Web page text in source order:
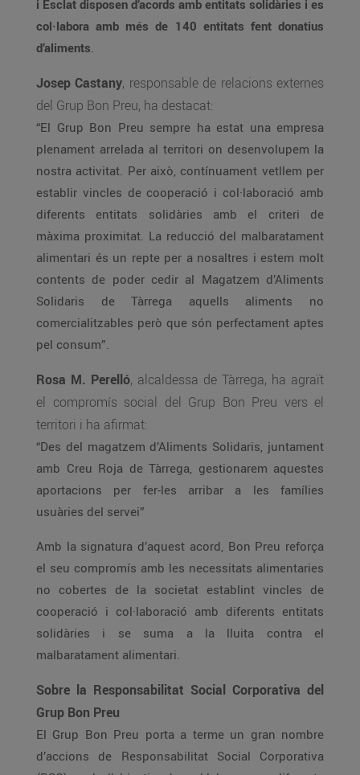
i Esclat disposen d’acords amb entitats solidàries i es
col·labora amb més de 140 entitats fent donatius
d’aliments.
Josep Castany, responsable de relacions externes
del Grup Bon Preu, ha destacat:
“El Grup Bon Preu sempre ha estat una empresa
plenament arrelada al territori on desenvolupem la
nostra activitat. Per això, contínuament vetllem per
establir vincles de cooperació i col·laboració amb
diferents entitats solidàries amb el criteri de
màxima proximitat. La reducció del malbaratament
alimentari és un repte per a nosaltres i estem molt
contents de poder cedir al Magatzem d’Aliments
Solidaris de Tàrrega aquells aliments no
comercialitzables però que són perfectament aptes
pel consum”.
Rosa M. Perelló, alcaldessa de Tàrrega, ha agraït
el compromís social del Grup Bon Preu vers el
territori i ha afirmat:
“Des del magatzem d’Aliments Solidaris, juntament
amb Creu Roja de Tàrrega, gestionarem aquestes
aportacions per fer-les arribar a les famílies
usuàries del servei”
Amb la signatura d’aquest acord, Bon Preu reforça
el seu compromís amb les necessitats alimentaries
no cobertes de la societat establint vincles de
cooperació i col·laboració amb diferents entitats
solidàries i se suma a la lluita contra el
malbaratament alimentari.
Sobre la Responsabilitat Social Corporativa del
Grup Bon Preu
El Grup Bon Preu porta a terme un gran nombre
d’accions de Responsabilitat Social Corporativa